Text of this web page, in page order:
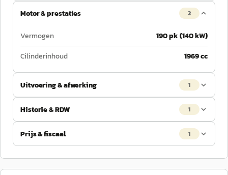
Motor & prestaties 2
Vermogen
190 pk (140 kW)
Cilinderinhoud
1969 cc
Uitvoering & afwerking 1
Historie & RDW 1
Prijs & fiscaal 1